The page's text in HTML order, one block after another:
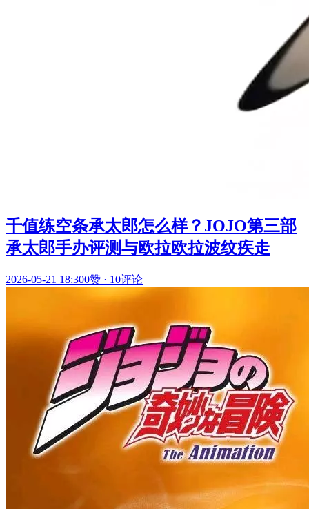
千值练空条承太郎怎么样？JOJO第三部
承太郎手办评测与欧拉欧拉波纹疾走
2026-05-21 18:300赞 · 10评论